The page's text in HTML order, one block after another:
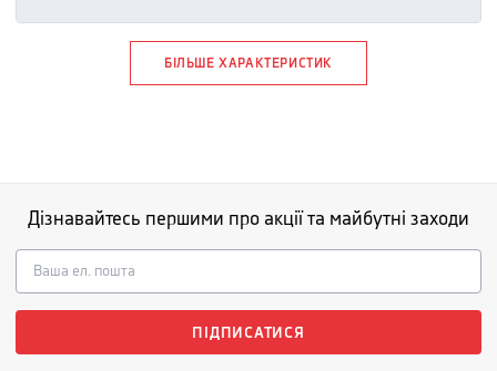
БІЛЬШЕ ХАРАКТЕРИСТИК
Дізнавайтесь першими про акції та майбутні заходи
ПІДПИСАТИСЯ